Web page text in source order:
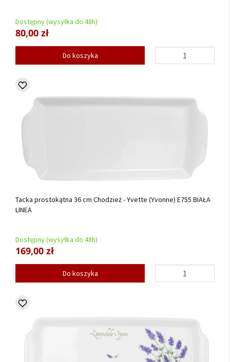
Dostępny (wysyłka do 48h)
80,00 zł
Do koszyka
Tacka prostokątna 36 cm Chodzież - Yvette (Yvonne) E755 BIAŁA
LINEA
Dostępny (wysyłka do 48h)
169,00 zł
Do koszyka